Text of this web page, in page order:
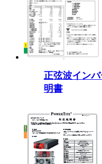
正弦波イン
明書